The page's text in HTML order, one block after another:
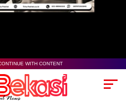
WITH CONTENT